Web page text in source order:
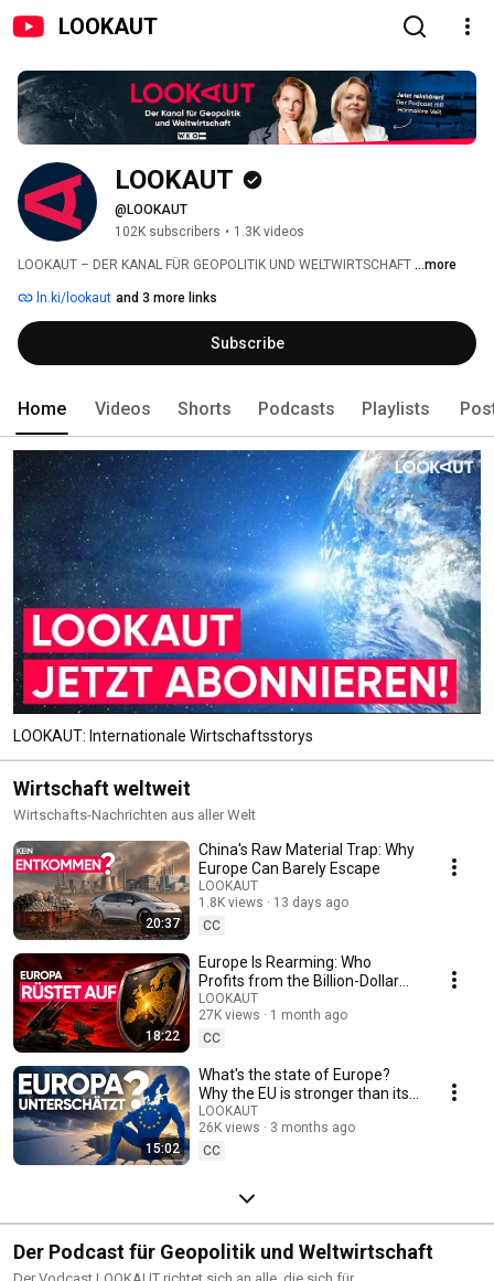
LOOKAUT
LOOKAUT
@LOOKAUT
102K subscribers • 1.3K videos
LOOKAUT – DER KANAL FÜR GEOPOLITIK UND WELTWIRTSCHAFT ...more
ln.ki/lookaut and 3 more links
Subscribe
Home Videos Shorts Podcasts Playlists
LOOKAUT: Internationale Wirtschaftsstorys
Wirtschaft weltweit
Wirtschafts-Nachrichten aus aller Welt
20:37
China's Raw Material Trap: Why
Europe Can Barely Escape
LOOKAUT
1.8K views
13 days ago
CC
18:22
Europe Is Rearming: Who
Profits from the Billion-Dollar
Boom?
LOOKAUT
27K views
1 month ago
CC
15:02
What's the state of Europe?
Why the EU is stronger than its
reputation
LOOKAUT
26K views
3 months ago
CC
Der Podcast für Geopolitik und Weltwirtschaft